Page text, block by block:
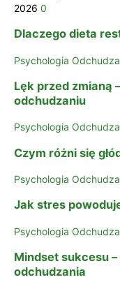
2026 0
Dlaczego dieta
Psychologia
Lęk przed zmianą
odchudzaniu
Psychologia
Czym różni się
Psychologia
Jak stres
Psychologia
Mindset sukcesu
odchudzania